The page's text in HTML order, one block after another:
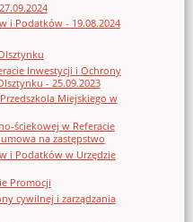
i Podatków - 19.08.2024
Inwestycji i Ochrony
- 25.09.2023
Miejskiego w
ściekowej w Referacie
na zastępstwo
i Podatków w Urzędzie
Promocji
cywilnej i zarządzania